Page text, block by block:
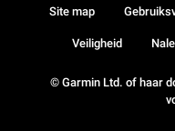
© Garmin Ltd. of haar
Site map
Veiligheid